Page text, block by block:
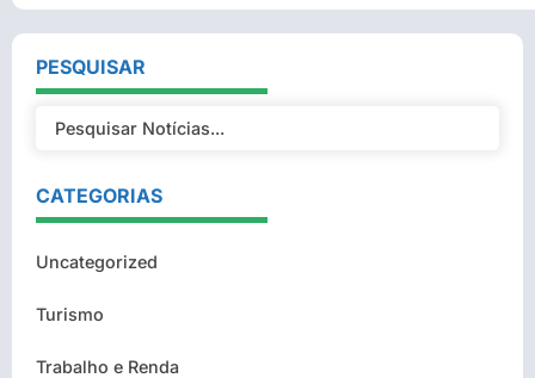
PESQUISAR
CATEGORIAS
Uncategorized
Turismo
Trabalho e Renda